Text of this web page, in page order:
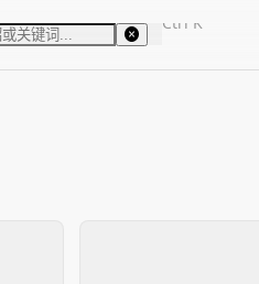
Ctrl K